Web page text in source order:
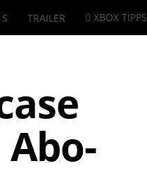
TRAILER XBOX TIPPS